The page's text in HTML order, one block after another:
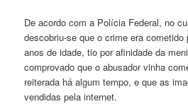
De acordo com a Polícia Federal, no
descobriu-se que o crime era cometido
anos de idade, tio por afinidade da
comprovado que o abusador vinha
reiterada há algum tempo, e que as
vendidas pela internet.